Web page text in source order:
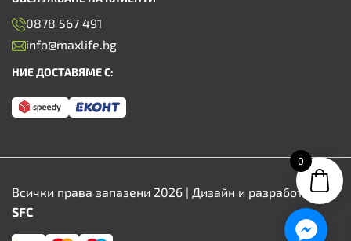
0878 567 491
info@maxlife.bg
НИЕ ДОСТАВЯМЕ С:
Всички права запазени 2026 | Дизайн и разработка от
SFC
0